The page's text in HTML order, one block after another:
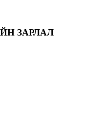
ЗАРЛАЛ